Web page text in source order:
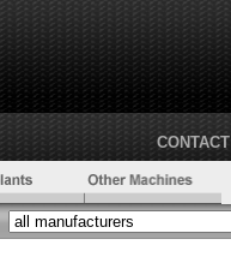
CONTACT